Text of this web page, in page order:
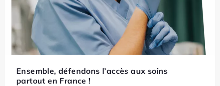
Ensemble, défendons l’accès aux soins
partout en France !